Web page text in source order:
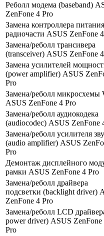
Реболл модема (baseband)
ZenFone 4 Pro
Замена контроллера питания
радиочасти ASUS ZenFone
Замена/реболл трансивера
(transceiver) ASUS ZenFone
Замена усилителей
(power amplifier) ASUS
Pro
Замена/реболл микросхемы
ASUS ZenFone 4 Pro
Замена/реболл аудиокодека
(audiocodec) ASUS ZenFone
Замена/реболл усилителя
(audio amplifier) ASUS
Pro
Демонтаж дисплейного
рамки ASUS ZenFone 4 Pro
Замена/реболл драйвера
подсветки (backlight driver)
ZenFone 4 Pro
Замена/реболл LCD
power driver) ASUS ZenFone
Pro